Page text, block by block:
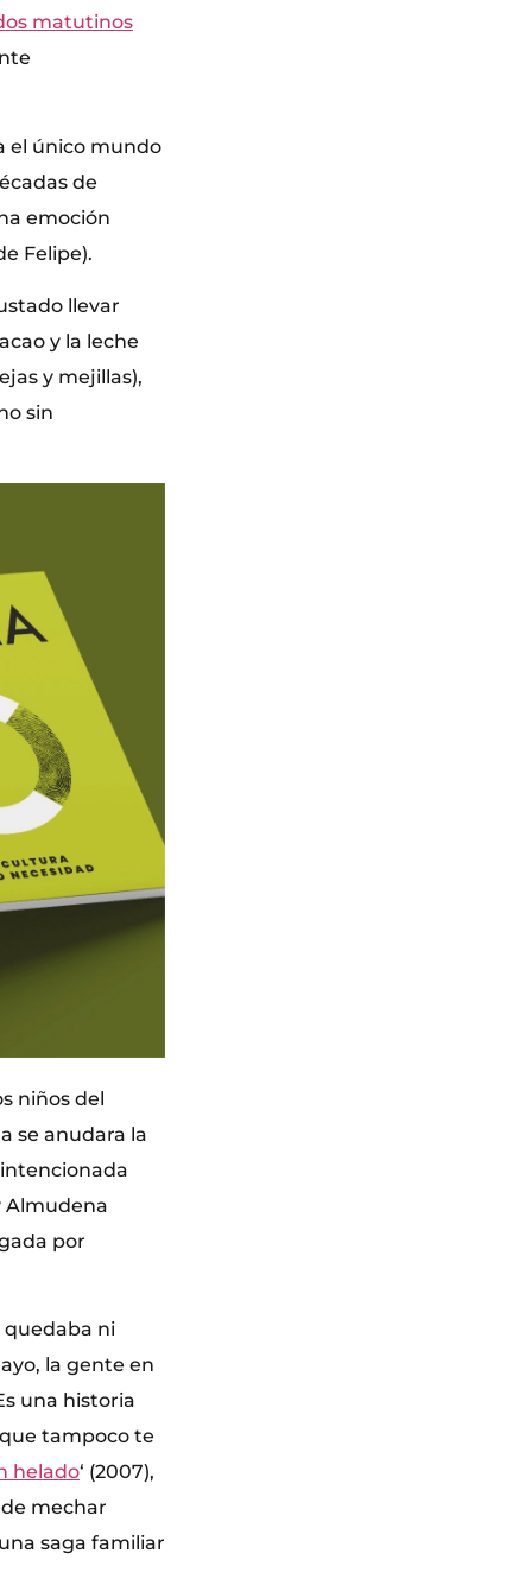
matutinos
el único mundo
de
emoción
Felipe).
llevar
y la leche
y mejillas),
sin
niños del
se anudara la
Almudena
por
quedaba ni
la gente en
una historia
tampoco te
helado‘ (2007),
mechar
saga familiar